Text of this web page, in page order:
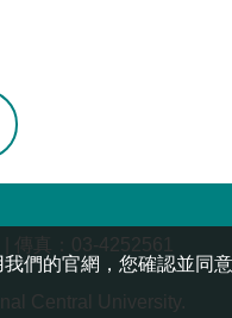
真：03-4252561
Central University.
們的官網，您確認並同